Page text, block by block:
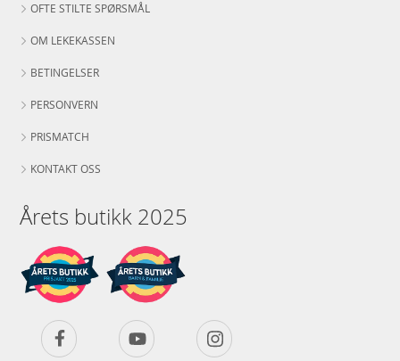
OFTE STILTE SPØRSMÅL
OM LEKEKASSEN
BETINGELSER
PERSONVERN
PRISMATCH
KONTAKT OSS
Årets butikk 2025